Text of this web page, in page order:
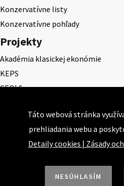
Konzervatívne listy
Konzervatívne pohľady
Projekty
Akadémia klasickej ekonómie
KEPS
CEQLS
Cena Ernesta Valka
Študentská esej
Deň daňového odbremenenia
Táto webová stránka
prehliadania webu a
Detaily cookies | Zásady
NESÚHLASÍM